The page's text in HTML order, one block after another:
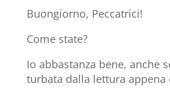
Buongiorno, Peccatrici!
Come state?
Io abbastanza bene, anche
turbata dalla lettura appena